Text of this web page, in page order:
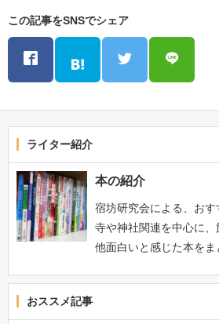
この記事をSNSでシェア
ライター紹介
本の紹介
宿坊研究会による、お
寺や神社関連を中心に
他面白いと感じた本をま
おススメ記事